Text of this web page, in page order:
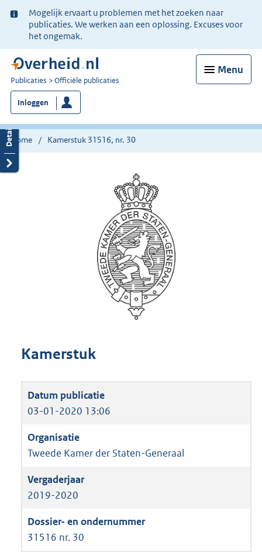
Ter
informatie:
Mogelijk ervaart u problemen met het zoeken naar
publicaties. We werken aan een oplossing. Excuses voor
het ongemak.
Menu
U
bent
nu
hier:
Publicaties Officiële publicaties
Inloggen
Home Kamerstuk 31516, nr. 30
Kamerstuk
03-01-2020 13:06
Tweede Kamer der Staten-Generaal
2019-2020
31516 nr. 30